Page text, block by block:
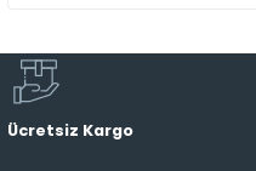
Ücretsiz Kargo